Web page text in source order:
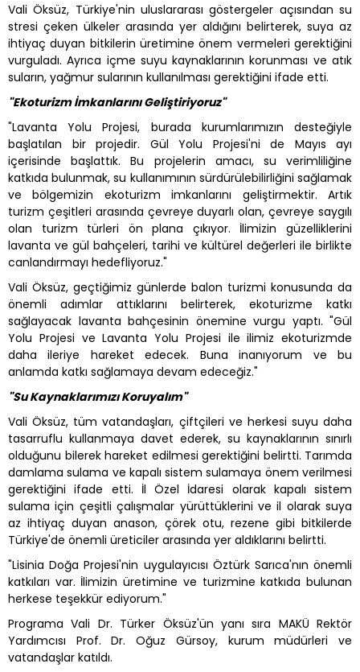
Vali Öksüz, Türkiye'nin uluslararası göstergeler açısından su
stresi çeken ülkeler arasında yer aldığını belirterek, suya az
ihtiyaç duyan bitkilerin üretimine önem vermeleri gerektiğini
vurguladı. Ayrıca içme suyu kaynaklarının korunması ve atık
suların, yağmur sularının kullanılması gerektiğini ifade etti.
"Ekoturizm İmkanlarını Geliştiriyoruz"
"Lavanta Yolu Projesi, burada kurumlarımızın desteğiyle
başlatılan bir projedir. Gül Yolu Projesi'ni de Mayıs ayı
içerisinde başlattık. Bu projelerin amacı, su verimliliğine
katkıda bulunmak, su kullanımının sürdürülebilirliğini sağlamak
ve bölgemizin ekoturizm imkanlarını geliştirmektir. Artık
turizm çeşitleri arasında çevreye duyarlı olan, çevreye saygılı
olan turizm türleri ön plana çıkıyor. İlimizin güzelliklerini
lavanta ve gül bahçeleri, tarihi ve kültürel değerleri ile birlikte
canlandırmayı hedefliyoruz."
Vali Öksüz, geçtiğimiz günlerde balon turizmi konusunda da
önemli adımlar attıklarını belirterek, ekoturizme katkı
sağlayacak lavanta bahçesinin önemine vurgu yaptı. "Gül
Yolu Projesi ve Lavanta Yolu Projesi ile ilimiz ekoturizmde
daha ileriye hareket edecek. Buna inanıyorum ve bu
anlamda katkı sağlamaya devam edeceğiz."
"Su Kaynaklarımızı Koruyalım"
Vali Öksüz, tüm vatandaşları, çiftçileri ve herkesi suyu daha
tasarruflu kullanmaya davet ederek, su kaynaklarının sınırlı
olduğunu bilerek hareket edilmesi gerektiğini belirtti. Tarımda
damlama sulama ve kapalı sistem sulamaya önem verilmesi
gerektiğini ifade etti. İl Özel İdaresi olarak kapalı sistem
sulama için çeşitli çalışmalar yürüttüklerini ve il olarak suya
az ihtiyaç duyan anason, çörek otu, rezene gibi bitkilerde
Türkiye'de önemli üreticiler arasında yer aldıklarını belirtti.
"Lisinia Doğa Projesi'nin uygulayıcısı Öztürk Sarıca'nın önemli
katkıları var. İlimizin üretimine ve turizmine katkıda bulunan
herkese teşekkür ediyorum."
Programa Vali Dr. Türker Öksüz'ün yanı sıra MAKÜ Rektör
Yardımcısı Prof. Dr. Oğuz Gürsoy, kurum müdürleri ve
vatandaşlar katıldı.